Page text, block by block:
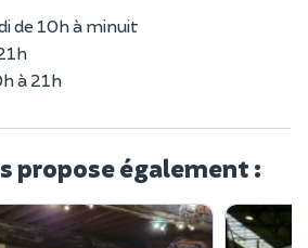
de 10h à minuit
à 21h
propose également :